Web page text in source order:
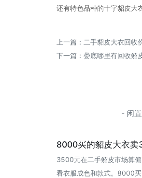
还有特色品种的十字貂皮大
上一篇： 二手貂皮大衣回收
下一篇： 娄底哪里有回收貂
- 闲
8000买的貂皮大衣卖
3500元在二手貂皮市场算
看衣服成色和款式。‌‌‌8000